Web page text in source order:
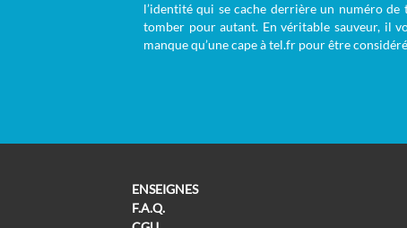
l’identité qui se cache derrière un numéro de
tomber pour autant. En véritable sauveur, il
manque qu’une cape à tel.fr pour être
ENSEIGNES
F.A.Q.